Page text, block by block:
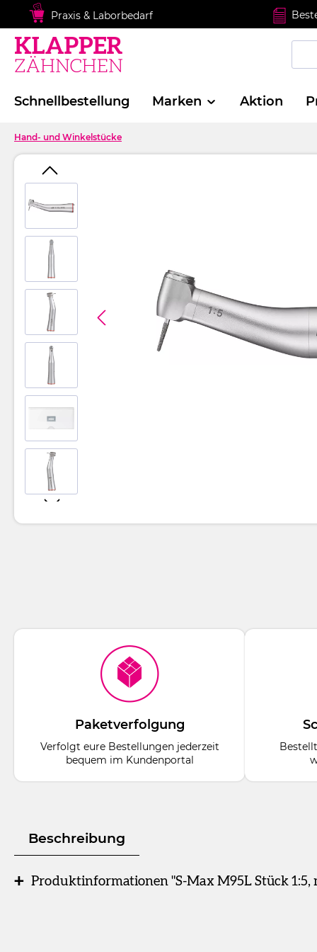
Zur Hauptnavigation springen
Praxis & Laborbedarf
Schnellbestellung Marken Aktion
Hand- und Winkelstücke
Bildergalerie überspringen
Paketverfolgung
Verfolgt eure Bestellungen jederzeit
bequem im Kundenportal
Beschreibung
Produktinformationen "S-Max M95L Stück 1:5,